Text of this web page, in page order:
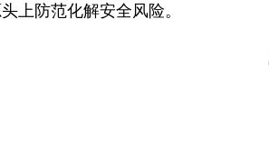
上防范化解安全风险。